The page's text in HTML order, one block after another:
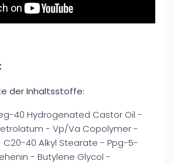
der Inhaltsstoffe:
40 Hydrogenated Castor Oil -
- Vp/Va Copolymer -
C20-40 Alkyl Stearate - Ppg-5-
- Butylene Glycol -